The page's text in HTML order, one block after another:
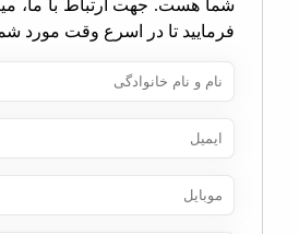
هست. جهت ارتباط با ما، میتوانید از
تا در اسرع وقت مورد شما را